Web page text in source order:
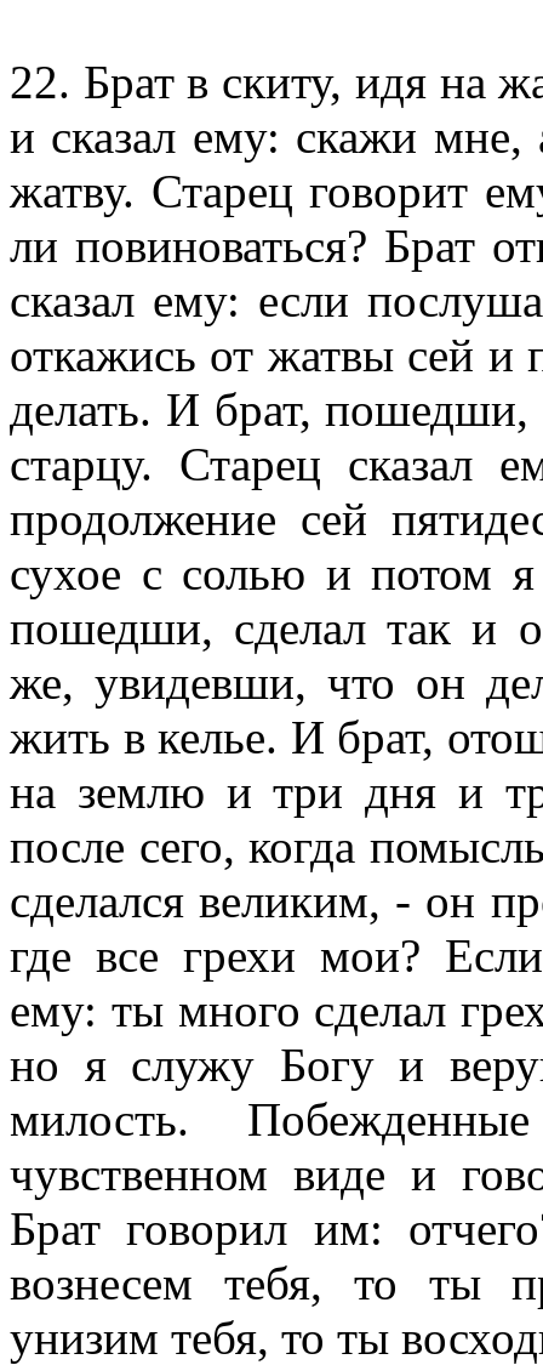
22. Брат в скиту, идя на
и сказал ему: скажи мне,
жатву. Старец говорит
ли повиноваться? Брат
сказал ему: если
откажись от жатвы сей и
делать. И брат,
старцу. Старец
продолжение сей
сухое с солью и потом я
пошедши, сделал так и
же, увидевши, что он
жить в келье. И брат,
на землю и три дня и
после сего, когда
сделался великим, - он
где все грехи мои?
ему: ты много сделал
но я служу Богу и
милость.
чувственном виде и
Брат говорил им:
вознесем тебя, то ты
унизим тебя, то ты